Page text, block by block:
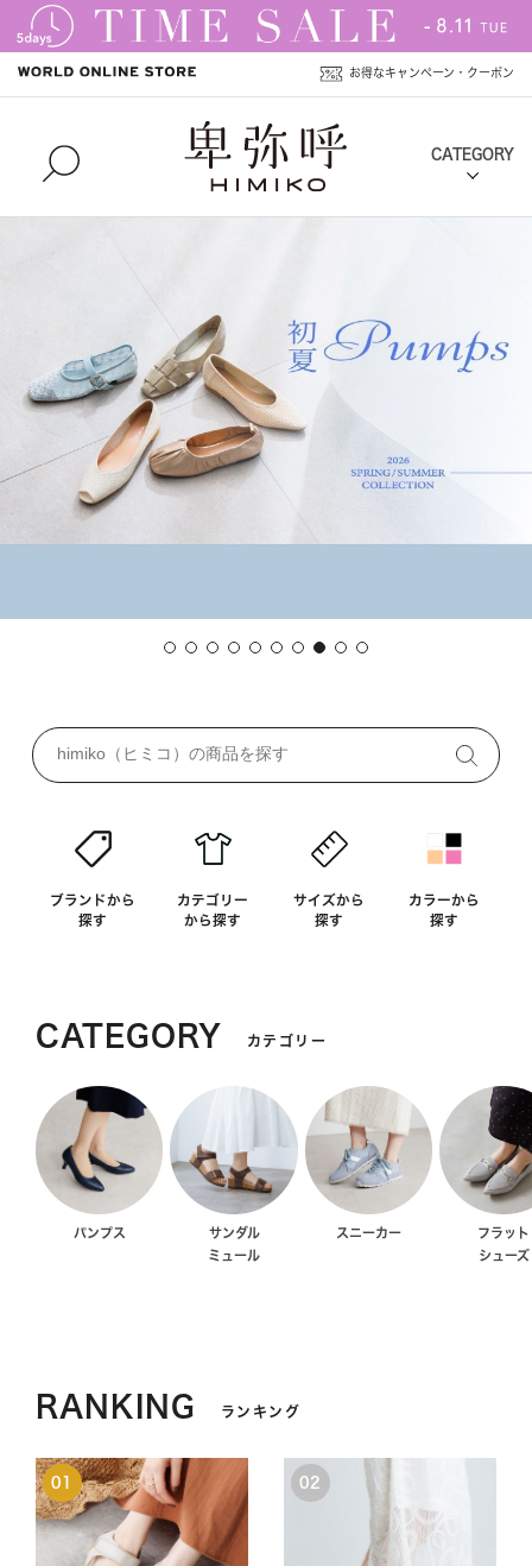
お得なキャンペーン・クーポン
ブランドから
探す
カテゴリー
から探す
サイズから
探す
カラーから
探す
CATEGORY カテゴリー
パンプス
サンダル
ミュール
スニーカー
フラット
シューズ
RANKING ランキング